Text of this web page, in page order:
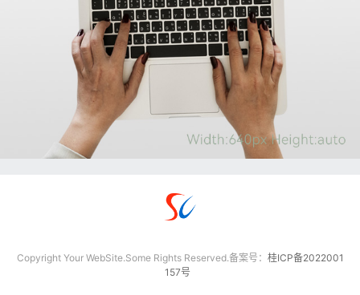
Copyright Your WebSite.Some Rights Reserved.备案号： 桂ICP备2022001
157号